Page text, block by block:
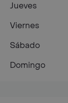
Jueves
Viernes
Sábado
Domingo